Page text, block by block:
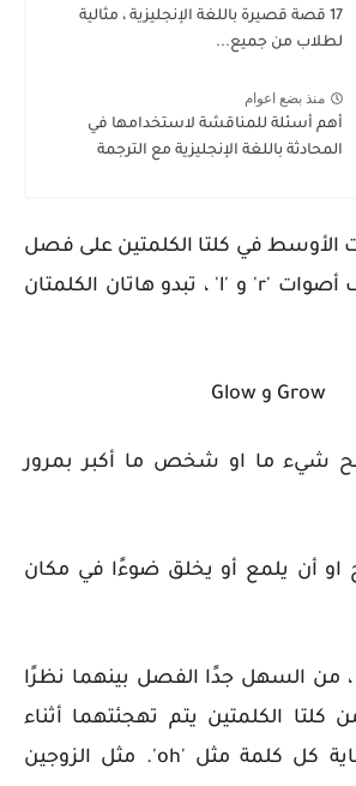
17 قصة قصيرة باللغة الإنجليزية ، مثالية
لطلاب من جميع...
منذ بضع اعوام
أهم أسئلة للمناقشة لاستخدامها في
المحادثة باللغة الإنجليزية مع الترجمة
في كلتا الكلمتين على فصل
هذه الأزواج. بخلاف أصوات 'r' و 'l' ، تبدو هاتان الكلمتان
Grow و Glow
شيء ما او شخص ما أكبر بمرور
او أن يلمع أو يخلق ضوءًا في مكان
من السهل جدًا الفصل بينهما نظرًا
كلتا الكلمتين يتم تهجئتهما أثناء
كتابتهما. تبدو نهاية كل كلمة مثل 'oh'. مثل الزوجين